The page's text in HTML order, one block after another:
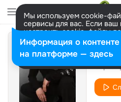
Мы используем cookie-
сервисы для вас. Если ваш
настроить cookie-файлы
представитель. Больше
Разрешить все
Сергей
Информация о контенте
на платформе — здесь